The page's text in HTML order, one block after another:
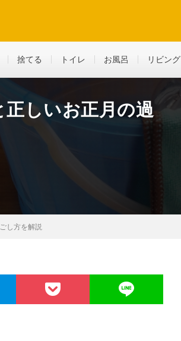
捨てる トイレ お風呂 リビング
しいお正月の過
し方を解説